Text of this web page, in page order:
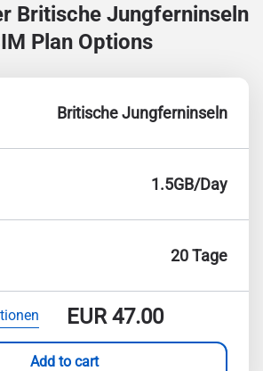
Britische Jungferninseln
Plan Options
Britische Jungferninseln
1.5GB/Day
20 Tage
EUR47.00
Add to cart